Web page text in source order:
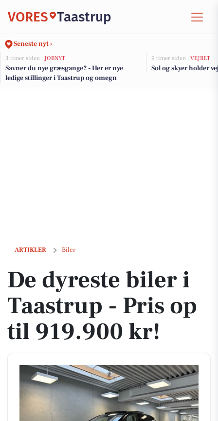
VORES Taastrup
Seneste nyt ›
3 timer siden | JOBNYT
Savner du nye græsgange? - Her er nye
ledige stillinger i Taastrup og omegn
9 timer siden | VEJRET
Sol og skyer holder
ARTIKLER Biler
De dyreste biler i Taastrup - Pris op til 919.900 kr!
De dyreste biler i
Taastrup - Pris op
til 919.900 kr!